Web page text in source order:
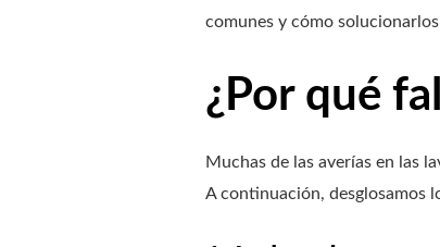
comunes y cómo
¿Por qué
Muchas de las averías en las
A continuación, desglosamos